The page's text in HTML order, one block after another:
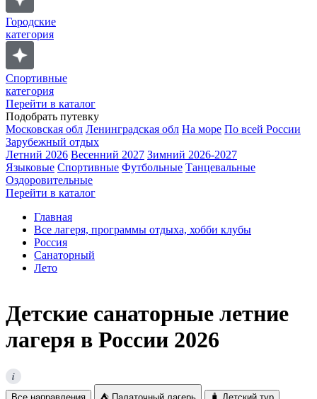
Городские
категория
Спортивные
категория
Перейти в каталог
Подобрать путевку
Московская обл Ленинградская обл На море По всей России
Зарубежный отдых
Летний 2026 Весенний 2027 Зимний 2026-2027
Языковые Спортивные Футбольные Танцевальные
Оздоровительные
Перейти в каталог
Главная
Все лагеря, программы отдыха, хобби клубы
Россия
Санаторный
Лето
Детские cанаторные летние
лагеря в России 2026
i